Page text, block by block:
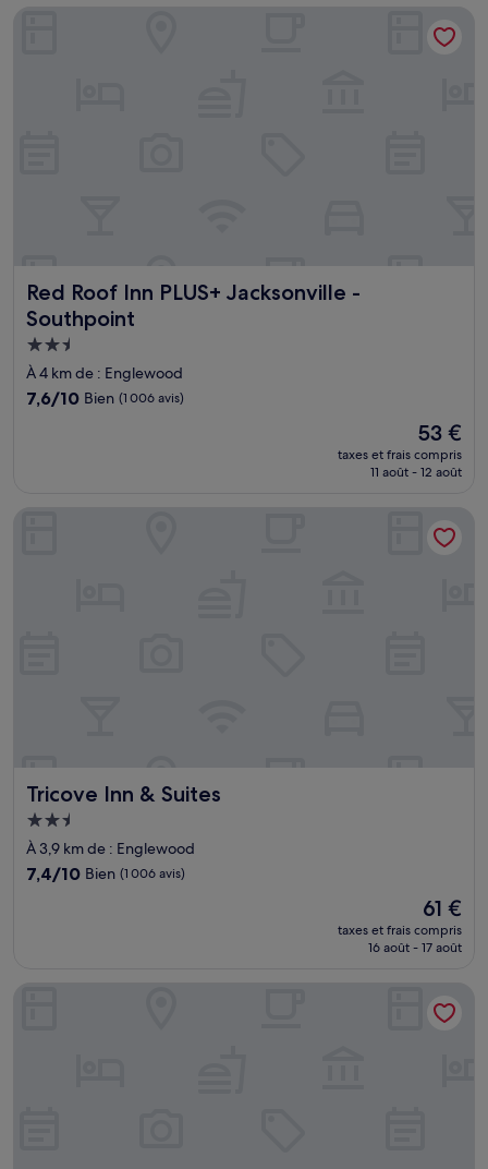
99 €
Red Roof Inn PLUS+ Jacksonville -
Southpoint
Red Roof Inn PLUS+ Jacksonville - Southpoint
Hébergement
2.5 étoiles
À 4 km de : Englewood
7.6
7,6/10 Bien (1 006 avis)
Le
nouveau
prix
de
53 €
53 €
taxes et frais compris
11 août - 12 août
Red Roof Inn PLUS+ Jacksonville - Southpoint
Tricove Inn & Suites
Tricove Inn & Suites
Hébergement
2.5 étoiles
À 3,9 km de : Englewood
7.4
7,4/10 Bien (1 006 avis)
Le
nouveau
prix
61 €
61 €
taxes et frais compris
16 août - 17 août
La Quinta Inn & Suites by Wyndham Jacksonville Butler Blvd